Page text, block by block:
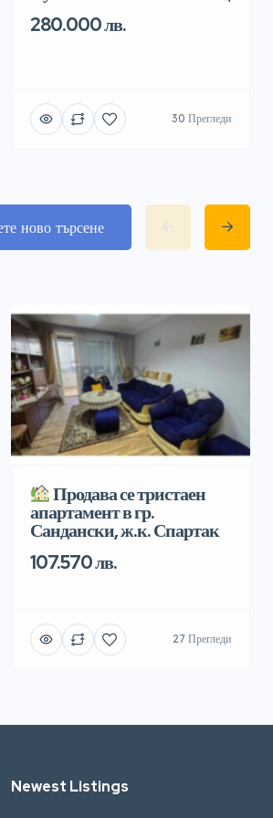
280.000 лв.
30 Прегледи
ново търсене
Продава се тристаен
апартамент в гр.
Сандански, ж.к. Спартак
107.570 лв.
27 Прегледи
Newest Listings​